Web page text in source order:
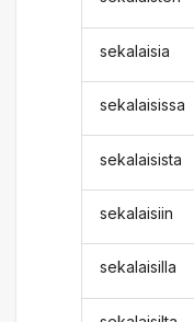
sekalaisia
sekalaisissa
sekalaisista
sekalaisiin
sekalaisilla